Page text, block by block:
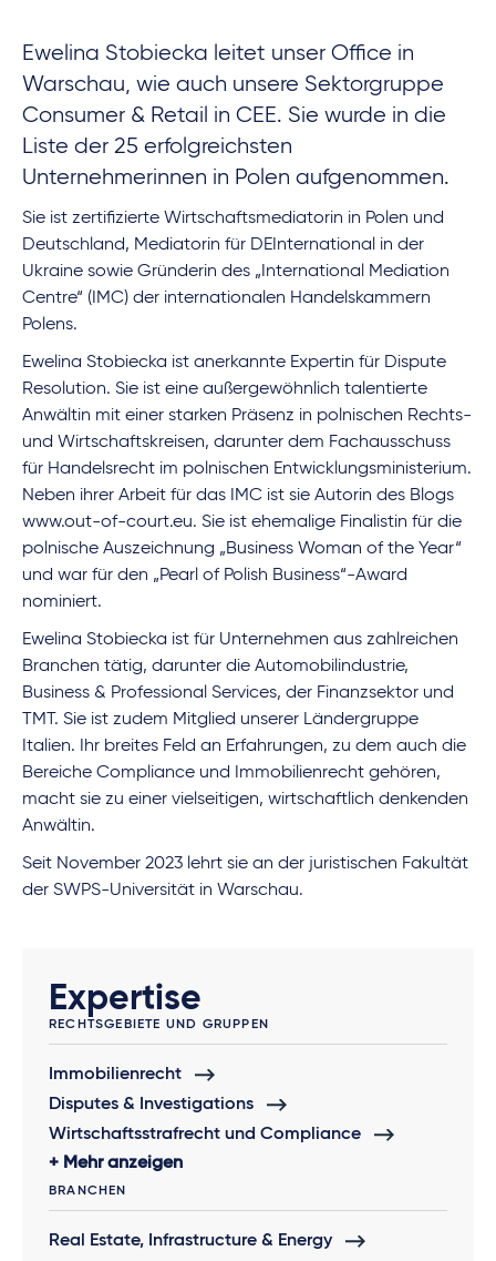
Ewelina Stobiecka leitet unser Office in
Warschau, wie auch unsere Sektorgruppe
Consumer & Retail in CEE. Sie wurde in die
Liste der 25 erfolgreichsten
Unternehmerinnen in Polen aufgenommen.
Sie ist zertifizierte Wirtschaftsmediatorin in Polen und
Deutschland, Mediatorin für DEInternational in der
Ukraine sowie Gründerin des „International Mediation
Centre“ (IMC) der internationalen Handelskammern
Polens.
Ewelina Stobiecka ist anerkannte Expertin für Dispute
Resolution. Sie ist eine außergewöhnlich talentierte
Anwältin mit einer starken Präsenz in polnischen Rechts-
und Wirtschaftskreisen, darunter dem Fachausschuss
für Handelsrecht im polnischen Entwicklungsministerium.
Neben ihrer Arbeit für das IMC ist sie Autorin des Blogs
www.out-of-court.eu. Sie ist ehemalige Finalistin für die
polnische Auszeichnung „Business Woman of the Year“
und war für den „Pearl of Polish Business“-Award
nominiert.
Ewelina Stobiecka ist für Unternehmen aus zahlreichen
Branchen tätig, darunter die Automobilindustrie,
Business & Professional Services, der Finanzsektor und
TMT. Sie ist zudem Mitglied unserer Ländergruppe
Italien. Ihr breites Feld an Erfahrungen, zu dem auch die
Bereiche Compliance und Immobilienrecht gehören,
macht sie zu einer vielseitigen, wirtschaftlich denkenden
Anwältin.
Seit November 2023 lehrt sie an der juristischen Fakultät
der SWPS-Universität in Warschau.
Expertise
RECHTSGEBIETE UND GRUPPEN
Immobilienrecht
Disputes & Investigations
Wirtschaftsstrafrecht und Compliance
Mehr anzeigen
BRANCHEN
Real Estate, Infrastructure & Energy